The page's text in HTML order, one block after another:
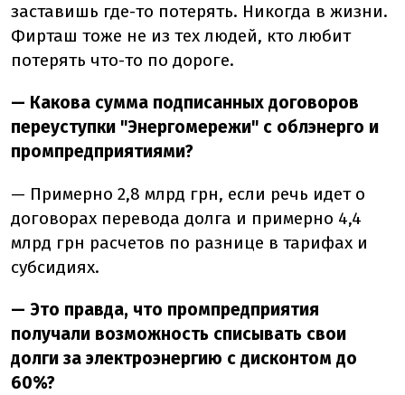
заставишь где-то потерять. Никогда в жизни.
Фирташ тоже не из тех людей, кто любит
потерять что-то по дороге.
— Какова сумма подписанных договоров
переуступки "Энергомережи" с облэнерго и
промпредприятиями?
— Примерно 2,8 млрд грн, если речь идет о
договорах перевода долга и примерно 4,4
млрд грн расчетов по разнице в тарифах и
субсидиях.
— Это правда, что промпредприятия
получали возможность списывать свои
долги за электроэнергию с дисконтом до
60%?